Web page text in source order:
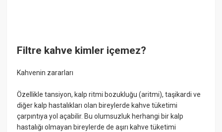
Filtre kahve kimler içemez?
Kahvenin zararları
Özellikle tansiyon, kalp ritmi bozukluğu (aritmi), taşikardi ve
diğer kalp hastalıkları olan bireylerde kahve tüketimi
çarpıntıya yol açabilir. Bu olumsuzluk herhangi bir kalp
hastalığı olmayan bireylerde de aşırı kahve tüketimi